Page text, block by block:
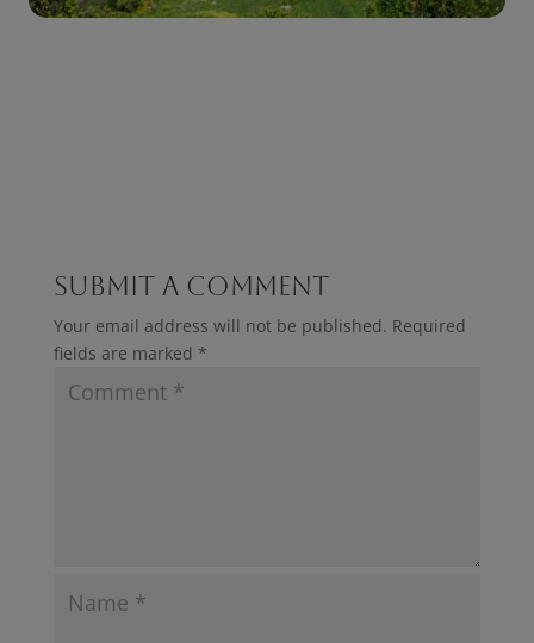
Submit a Comment
Your email address will not be published. Required
fields are marked *